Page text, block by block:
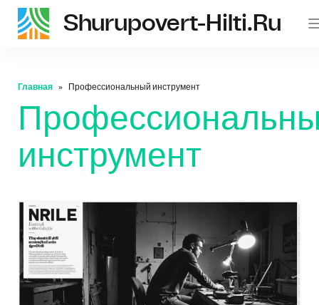
Shurupovert-Hilti.ru
Главная Профессиональный инструмент
инструмент